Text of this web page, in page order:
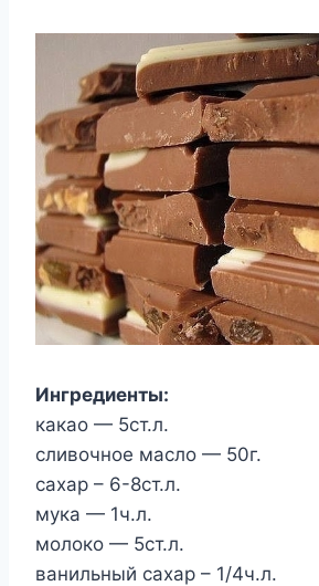
Ингредиенты:
какао — 5ст.л.
сливочное масло — 50г.
сахар – 6-8ст.л.
мука — 1ч.л.
молоко — 5ст.л.
ванильный сахар – 1/4ч.л.